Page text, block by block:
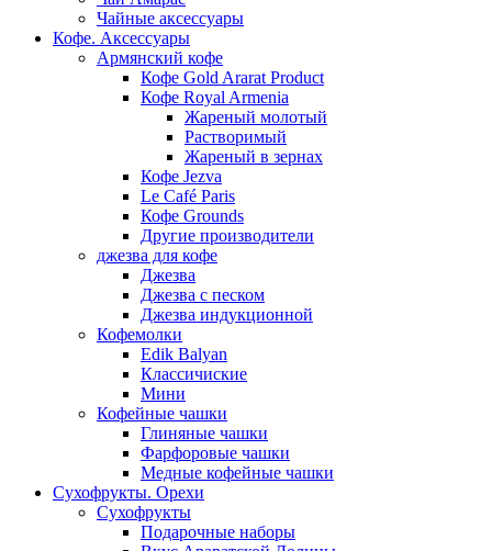
Чайные аксессуары
Кофе. Аксессуары
Армянский кофе
Кофе Gold Ararat Product
Кофе Royal Armenia
Жареный молотый
Растворимый
Жареный в зернах
Кофе Jezva
Le Café Paris
Кофе Grounds
Другие производители
джезва для кофе
Джезва
Джезва с песком
Джезва индукционной
Кофемолки
Edik Balyan
Классичиские
Мини
Кофейные чашки
Глиняные чашки
Фарфоровые чашки
Медные кофейные чашки
Сухофрукты. Орехи
Сухофрукты
Подарочные наборы